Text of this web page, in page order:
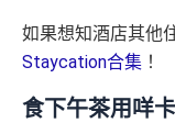
如果想知酒店其他
Staycation合集 ！
食下午茶用咩